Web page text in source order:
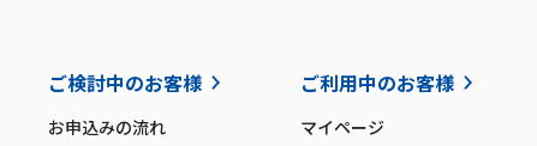
ご検討中のお客様
お申込みの流れ
ご利用中のお客様
マイページ